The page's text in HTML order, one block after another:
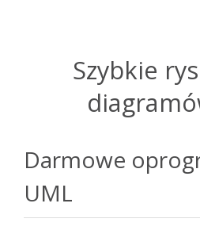
Szybkie
Darmowe
UML